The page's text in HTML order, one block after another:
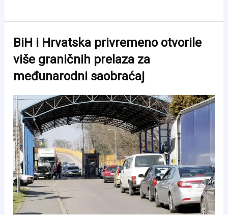
Poznato
će
suditi
Zmajevima
meču
odluke
BiH i Hrvatska privremeno otvorile
više graničnih prelaza za
međunarodni saobraćaj